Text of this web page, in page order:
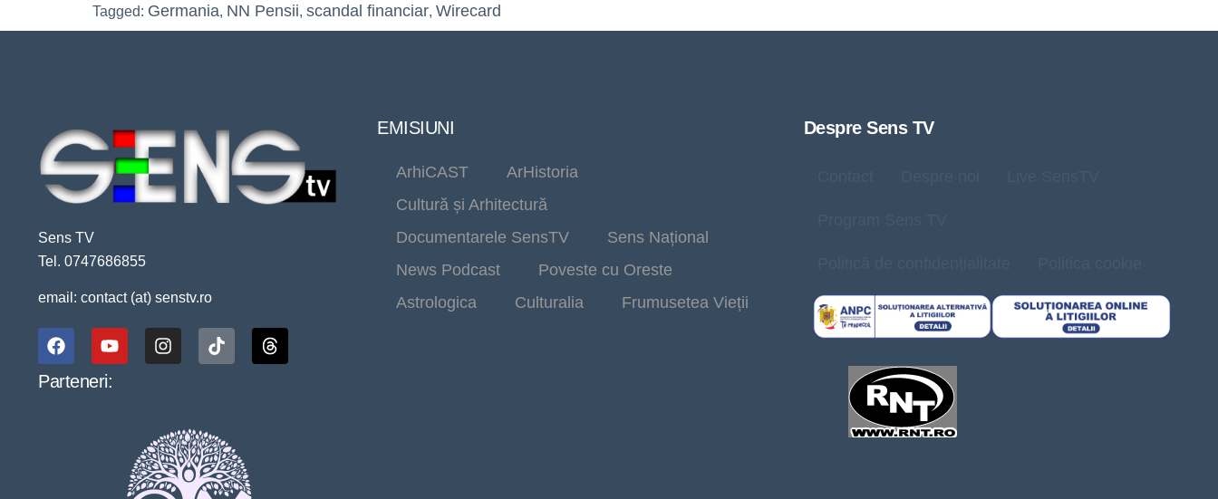
Tagged: Germania, NN Pensii, scandal financiar, Wirecard
Sens TV
Tel. 0747686855
email: contact (at) senstv.ro
Parteneri:
EMISIUNI
ArhiCAST
ArHistoria
Cultură și Arhitectură
Documentarele SensTV
Sens Național
News Podcast
Poveste cu Oreste
Astrologica
Culturalia Frumusetea Vieții
Despre Sens TV